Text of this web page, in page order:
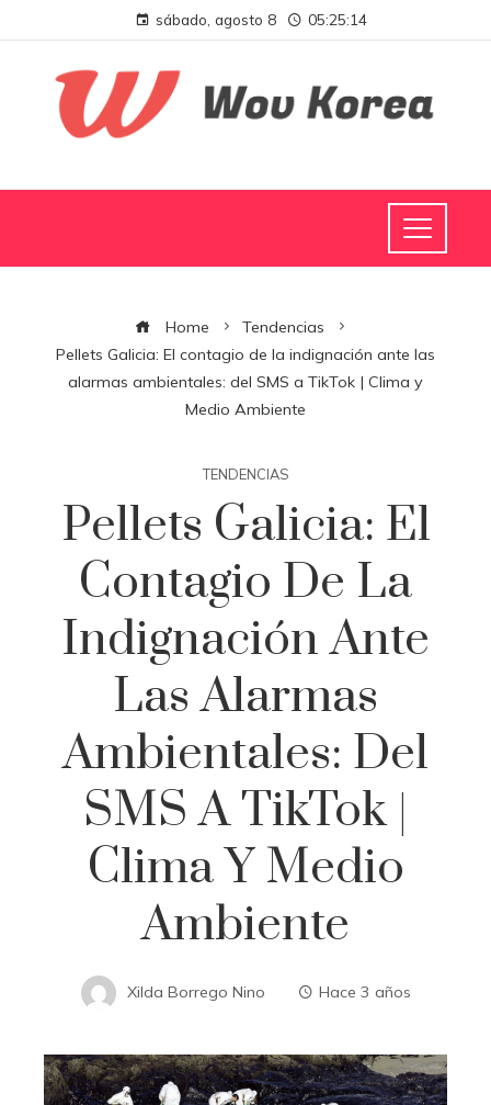
sábado, agosto 8 05:25:14
Home
Tendencias
Pellets Galicia: El contagio de la indignación ante las
alarmas ambientales: del SMS a TikTok | Clima y
Medio Ambiente
TENDENCIAS
Pellets Galicia: El
Contagio De La
Indignación Ante
Las Alarmas
Ambientales: Del
SMS A TikTok |
Clima Y Medio
Ambiente
Xilda Borrego Nino Hace 3 años